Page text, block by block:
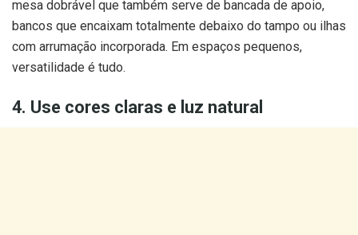
mesa dobrável que também serve de bancada de apoio,
bancos que encaixam totalmente debaixo do tampo ou ilhas
com arrumação incorporada. Em espaços pequenos,
versatilidade é tudo.
4. Use cores claras e luz natural